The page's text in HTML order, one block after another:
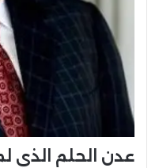
عدن الحلم الذي